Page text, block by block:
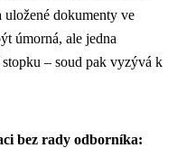
uložené dokumenty ve
úmorná, ale jedna
– soud pak vyzývá k
bez rady odborníka: